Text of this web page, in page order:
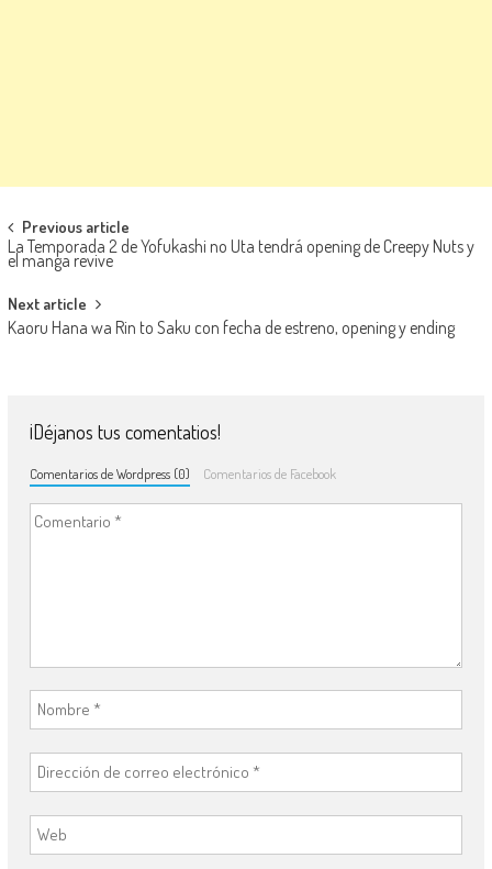
Navegación de entradas
Previous article
La Temporada 2 de Yofukashi no Uta tendrá opening de Creepy Nuts y
el manga revive
Next article
Kaoru Hana wa Rin to Saku con fecha de estreno, opening y ending
¡Déjanos tus comentatios!
Comentarios de Wordpress (0) Comentarios de Facebook